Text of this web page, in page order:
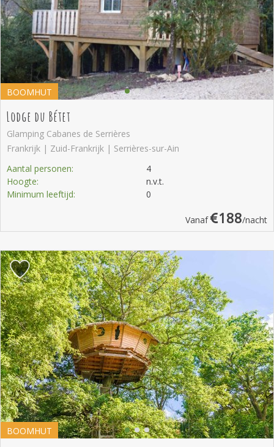
BOOMHUT
Lodge du Bétet
Glamping Cabanes de Serrières
Frankrijk | Zuid-Frankrijk | Serrières-sur-Ain
Aantal personen:
4
Hoogte:
n.v.t.
Minimum leeftijd:
0
Vanaf 188/nacht
BOOMHUT